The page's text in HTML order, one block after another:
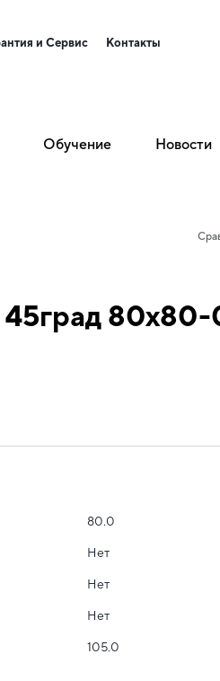
и Сервис Контакты
Обучение Новости
45град
80.0
Нет
Нет
Нет
105.0